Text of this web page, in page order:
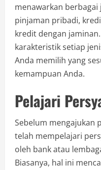
menawarkan
pinjaman pribadi,
kredit dengan
karakteristik setiap
Anda memilih yang
kemampuan Anda.
Pelajari
Sebelum mengajukan
telah mempelajari
oleh bank atau
Biasanya, hal ini